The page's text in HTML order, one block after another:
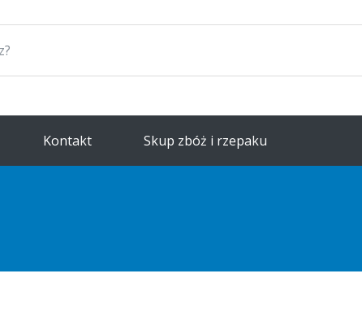
Kontakt Skup zbóż i rzepaku